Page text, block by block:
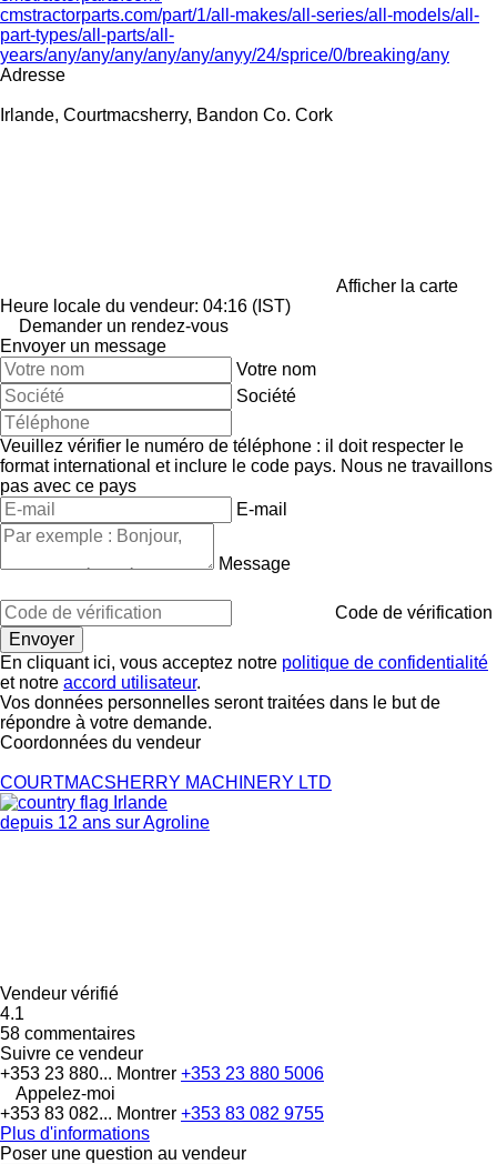
cmstractorparts.com/part/1/all-makes/all-series/all-models/all-
part-types/all-parts/all-
years/any/any/any/any/any/anyy/24/sprice/0/breaking/any
Adresse
Irlande, Courtmacsherry, Bandon Co. Cork
Afficher la carte
Heure locale du vendeur: 04:16 (IST)
Demander un rendez-vous
Envoyer un message
Votre nom
Société
Veuillez vérifier le numéro de téléphone : il doit respecter le
format international et inclure le code pays. Nous ne travaillons
pas avec ce pays
E-mail
Message
Code de vérification
En cliquant ici, vous acceptez notre politique de confidentialité
et notre accord utilisateur.
Vos données personnelles seront traitées dans le but de
répondre à votre demande.
Coordonnées du vendeur
COURTMACSHERRY MACHINERY LTD
Irlande
depuis 12 ans sur Agroline
Vendeur vérifié
4.1
58 commentaires
Suivre ce vendeur
+353 23 880... Montrer +353 23 880 5006
Appelez-moi
+353 83 082... Montrer +353 83 082 9755
Plus d'informations
Poser une question au vendeur